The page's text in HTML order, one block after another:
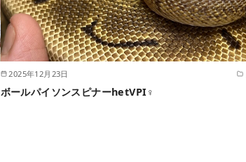
2025年12月23日
ボールパイソンスピナーhetVPI♀